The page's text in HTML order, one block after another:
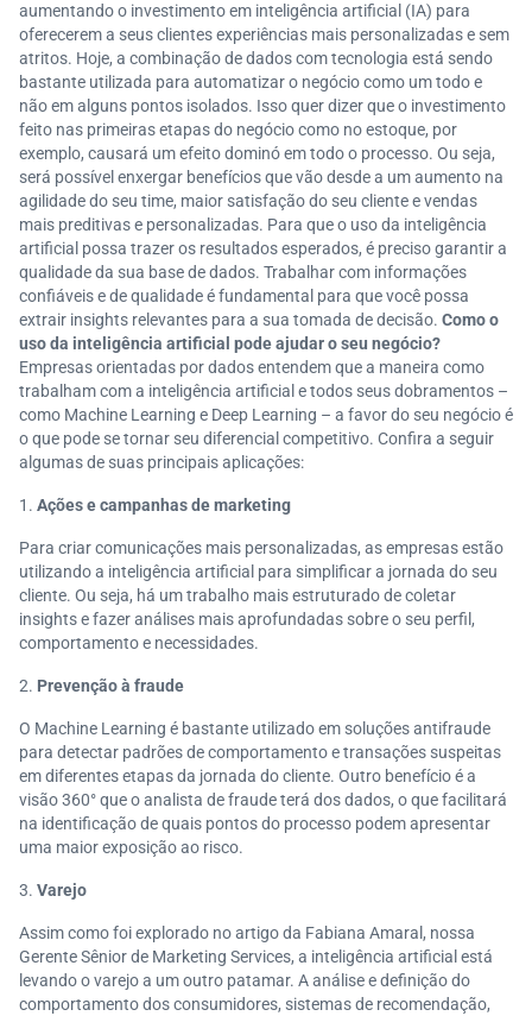
aumentando o investimento em inteligência artificial (IA) para
oferecerem a seus clientes experiências mais personalizadas e sem
atritos. Hoje, a combinação de dados com tecnologia está sendo
bastante utilizada para automatizar o negócio como um todo e
não em alguns pontos isolados. Isso quer dizer que o investimento
feito nas primeiras etapas do negócio como no estoque, por
exemplo, causará um efeito dominó em todo o processo. Ou seja,
será possível enxergar benefícios que vão desde a um aumento na
agilidade do seu time, maior satisfação do seu cliente e vendas
mais preditivas e personalizadas. Para que o uso da inteligência
artificial possa trazer os resultados esperados, é preciso garantir a
qualidade da sua base de dados. Trabalhar com informações
confiáveis e de qualidade é fundamental para que você possa
extrair insights relevantes para a sua tomada de decisão. Como o
uso da inteligência artificial pode ajudar o seu negócio?
Empresas orientadas por dados entendem que a maneira como
trabalham com a inteligência artificial e todos seus dobramentos –
como Machine Learning e Deep Learning – a favor do seu negócio é
o que pode se tornar seu diferencial competitivo. Confira a seguir
algumas de suas principais aplicações:
Ações e campanhas de marketing
Para criar comunicações mais personalizadas, as empresas estão
utilizando a inteligência artificial para simplificar a jornada do seu
cliente. Ou seja, há um trabalho mais estruturado de coletar
insights e fazer análises mais aprofundadas sobre o seu perfil,
comportamento e necessidades.
Prevenção à fraude
O Machine Learning é bastante utilizado em soluções antifraude
para detectar padrões de comportamento e transações suspeitas
em diferentes etapas da jornada do cliente. Outro benefício é a
visão 360° que o analista de fraude terá dos dados, o que facilitará
na identificação de quais pontos do processo podem apresentar
uma maior exposição ao risco.
Varejo
Assim como foi explorado no artigo da Fabiana Amaral, nossa
Gerente Sênior de Marketing Services, a inteligência artificial está
levando o varejo a um outro patamar. A análise e definição do
comportamento dos consumidores, sistemas de recomendação,